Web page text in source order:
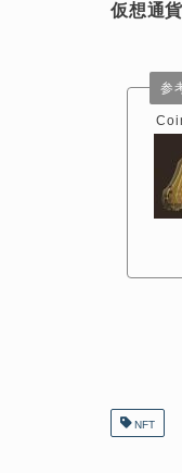
仮想通
参
NFT